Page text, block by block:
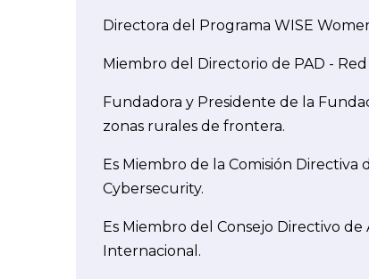
Directora del Programa WISE
Miembro del Directorio de PAD -
Fundadora y Presidente de la
zonas rurales de frontera.
Es Miembro de la Comisión
Cybersecurity.
Es Miembro del Consejo Directivo
Internacional.